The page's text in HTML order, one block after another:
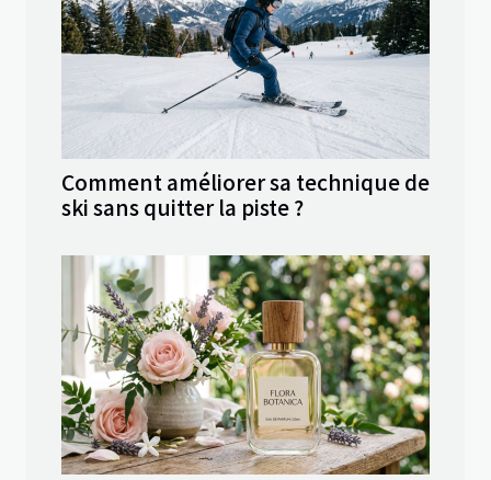
Comment améliorer sa technique de
ski sans quitter la piste ?